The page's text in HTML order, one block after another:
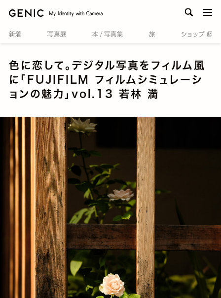
色に恋して。デジタル写真をフィルム風
に「FUJIFILM フィルムシミュレーシ
ョンの魅力」vol.13 若林 満